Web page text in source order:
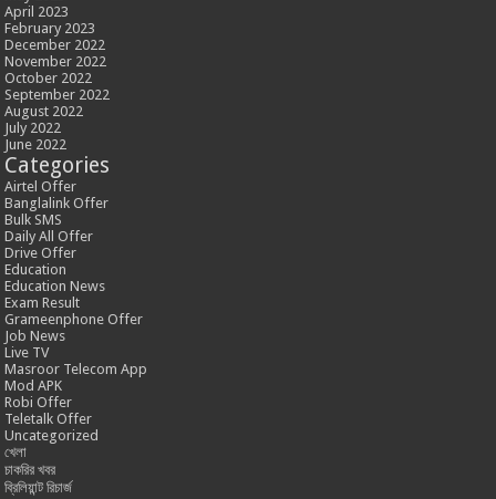
April 2023
February 2023
December 2022
November 2022
October 2022
September 2022
August 2022
July 2022
June 2022
Categories
Airtel Offer
Banglalink Offer
Bulk SMS
Daily All Offer
Drive Offer
Education
Education News
Exam Result
Grameenphone Offer
Job News
Live TV
Masroor Telecom App
Mod APK
Robi Offer
Teletalk Offer
Uncategorized
খেলা
চাকরির খবর
ব্রিলিয়ান্ট রিচার্জ